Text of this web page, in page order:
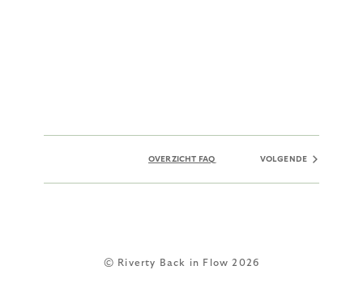
OVERZICHT FAQ VOLGENDE
© Riverty Back in Flow 2026